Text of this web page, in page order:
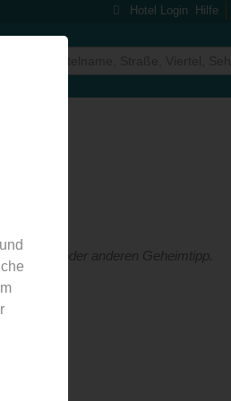
Hotel Login Hilfe
einen oder anderen Geheimtipp.